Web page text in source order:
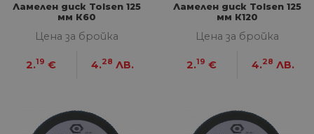
Ламелен диск Tolsen 125
мм К60
Цена за бройка
2.19 € 4.28 ЛВ.
Ламелен диск Tolsen 125
мм К120
Цена за бройка
2.19 € 4.28 ЛВ.